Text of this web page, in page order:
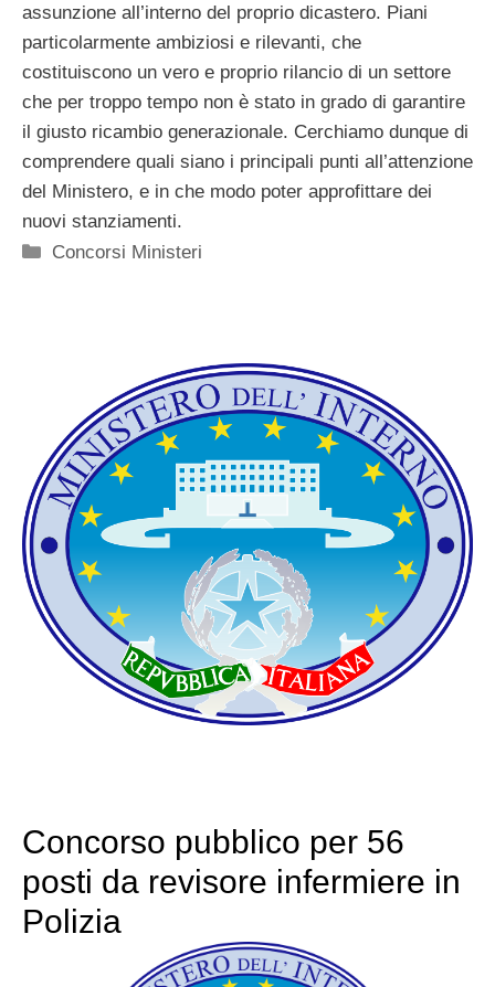
assunzione all’interno del proprio dicastero. Piani
particolarmente ambiziosi e rilevanti, che
costituiscono un vero e proprio rilancio di un settore
che per troppo tempo non è stato in grado di garantire
il giusto ricambio generazionale. Cerchiamo dunque di
comprendere quali siano i principali punti all’attenzione
del Ministero, e in che modo poter approfittare dei
nuovi stanziamenti.
Categorie
Concorsi Ministeri
Concorso pubblico per 56
posti da revisore infermiere in
Polizia